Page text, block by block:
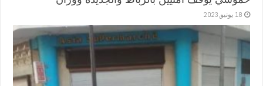
18 يونيو,2023